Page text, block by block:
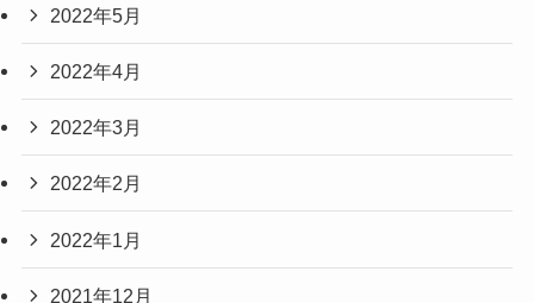
2022年5月
2022年4月
2022年3月
2022年2月
2022年1月
2021年12月